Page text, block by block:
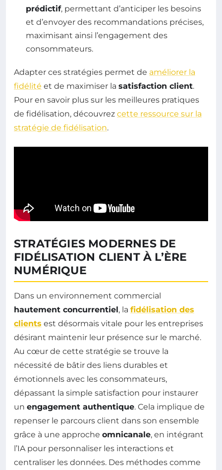
prédictif, permettant d’anticiper les besoins
et d’envoyer des recommandations précises,
maximisant ainsi l’engagement des
consommateurs.
Adapter ces stratégies permet de améliorer la
fidélité et de maximiser la satisfaction client.
Pour en savoir plus sur les meilleures pratiques
de fidélisation, découvrez cette ressource sur la
stratégie de fidélisation.
STRATÉGIES MODERNES DE
FIDÉLISATION CLIENT À L’ÈRE
NUMÉRIQUE
Dans un environnement commercial
hautement concurrentiel, la fidélisation des
clients est désormais vitale pour les entreprises
désirant maintenir leur présence sur le marché.
Au cœur de cette stratégie se trouve la
nécessité de bâtir des liens durables et
émotionnels avec les consommateurs,
dépassant la simple satisfaction pour instaurer
un engagement authentique. Cela implique de
repenser le parcours client dans son ensemble
grâce à une approche omnicanale, en intégrant
l’IA pour personnaliser les interactions et
centraliser les données. Des méthodes comme